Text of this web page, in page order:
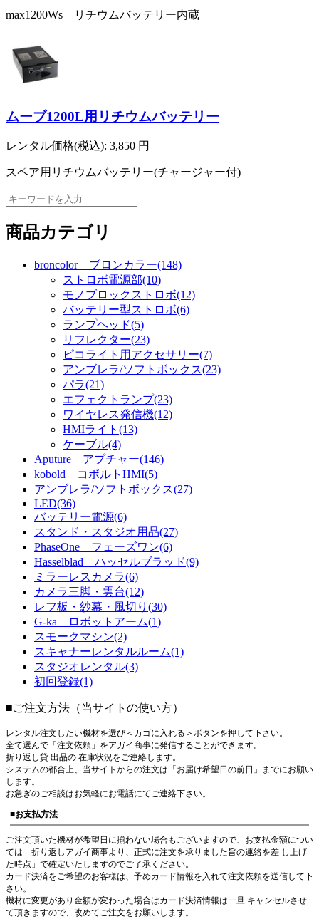
max1200Ws リチウムバッテリー内蔵
ムーブ1200L用リチウムバッテリー
レンタル価格(税込): 3,850 円
スペア用リチウムバッテリー(チャージャー付)
商品カテゴリ
broncolor ブロンカラー(148)
ストロボ電源部(10)
モノブロックストロボ(12)
バッテリー型ストロボ(6)
ランプヘッド(5)
リフレクター(23)
ピコライト用アクセサリー(7)
アンブレラ/ソフトボックス(23)
パラ(21)
エフェクトランプ(23)
ワイヤレス発信機(12)
HMIライト(13)
ケーブル(4)
Aputure アプチャー(146)
kobold コボルトHMI(5)
アンブレラ/ソフトボックス(27)
LED(36)
バッテリー電源(6)
スタンド・スタジオ用品(27)
PhaseOne フェーズワン(6)
Hasselblad ハッセルブラッド(9)
ミラーレスカメラ(6)
カメラ三脚・雲台(12)
レフ板・紗幕・風切り(30)
G-ka ロボットアーム(1)
スモークマシン(2)
スキャナーレンタルルーム(1)
スタジオレンタル(3)
初回登録(1)
■ご注文方法（当サイトの使い方）
レンタル注文したい機材を選び＜カゴに入れる＞ボタンを押して下さい。
全て選んで「注文依頼」をアガイ商事に発信することができます。
折り返し貸 出品の 在庫状況をご連絡します。
システムの都合上、当サイトからの注文は「お届け希望日の前日」までにお願い
します。
お急ぎのご相談はお気軽にお電話にてご連絡下さい。
■お支払方法
ご注文頂いた機材が希望日に揃わない場合もございますので、お支払金額につい
ては「折り返しアガイ商事より、正式に注文を承りました旨の連絡を差 し上げ
た時点」で確定いたしますのでご了承ください。
カード決済をご希望のお客様は、予めカード情報を入れて注文依頼を送信して下
さい。
機材に変更があり金額が変わった場合はカード決済情報は一旦 キャンセルさせ
て頂きますので、改めてご注文をお願いします。